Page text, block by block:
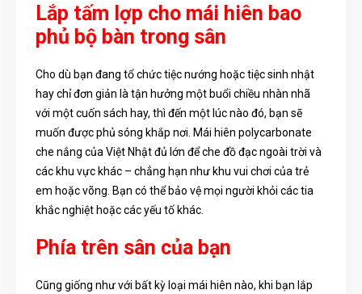
Lắp tấm lợp cho mái hiên bao
phủ bộ bàn trong sân
Cho dù bạn đang tổ chức tiệc nướng hoặc tiệc sinh nhật
hay chỉ đơn giản là tận hưởng một buổi chiều nhàn nhã
với một cuốn sách hay, thì đến một lúc nào đó, bạn sẽ
muốn được phủ sóng khắp nơi. Mái hiên polycarbonate
che nắng của Việt Nhật đủ lớn để che đồ đạc ngoài trời và
các khu vực khác – chẳng hạn như khu vui chơi của trẻ
em hoặc võng. Bạn có thể bảo vệ mọi người khỏi các tia
khắc nghiệt hoặc các yếu tố khác.
Phía trên sân của bạn
Cũng giống như với bất kỳ loại mái hiên nào, khi bạn lắp